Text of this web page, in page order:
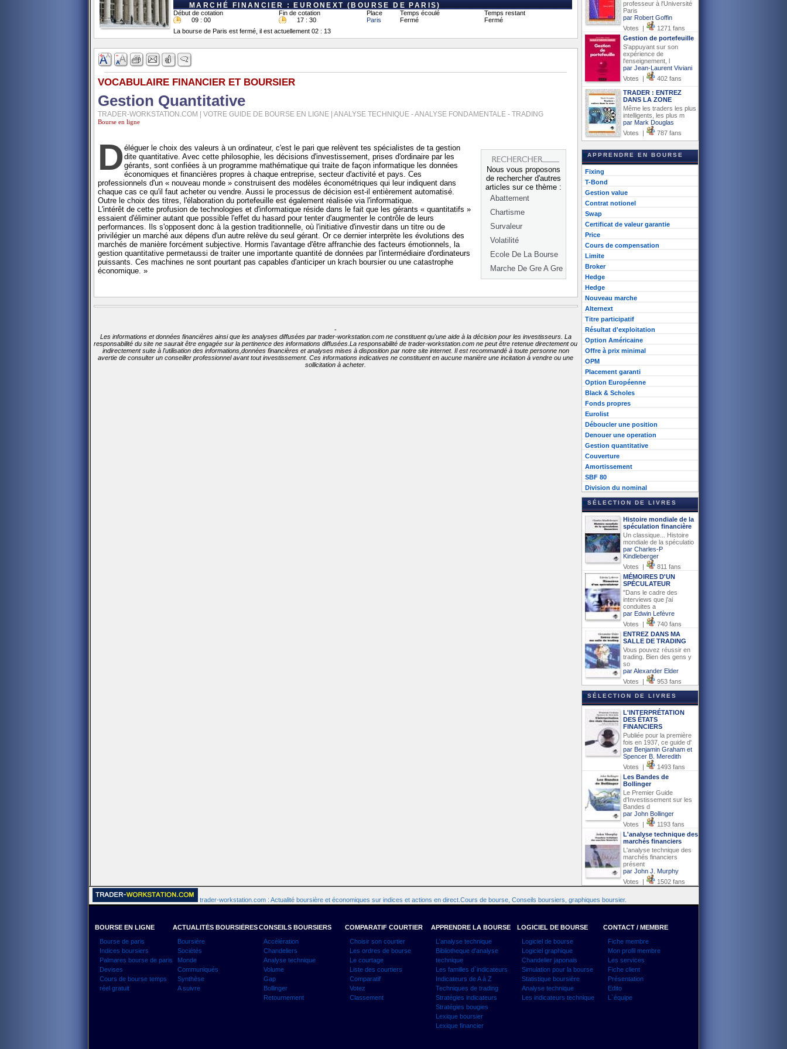
MARCHÉ FINANCIER : EURONEXT (BOURSE DE PARIS)
Début de cotation Fin de cotation Place Temps écoulé
Temps restant
09 : 00
17 : 30 Paris Fermé
Fermé
La bourse de Paris est fermé, il est actuellement 02 : 13
VOCABULAIRE FINANCIER ET BOURSIER
Gestion Quantitative
TRADER-WORKSTATION.COM | VOTRE GUIDE DE BOURSE EN LIGNE | ANALYSE TECHNIQUE - ANALYSE FONDAMENTALE - TRADING
Bourse en ligne
Nous vous proposons
de rechercher d'autres
articles sur ce thème :
Abattement
Chartisme
Survaleur
Volatilité
Ecole De La Bourse
Marche De Gre A Gre
Déléguer le choix des valeurs à un ordinateur, c'est le pari que relèvent tes spécialistes de ta gestion
dite quantitative. Avec cette philosophie, les décisions d'investissement, prises d'ordinaire par les
gérants, sont confiées à un programme mathématique qui traite de façon informatique les données
économiques et financières propres à chaque entreprise, secteur d'activité et pays. Ces
professionnels d'un « nouveau monde » construisent des modèles économétriques qui leur indiquent dans
chaque cas ce qu'il faut acheter ou vendre. Aussi le processus de décision est-il entièrement automatisé.
Outre le choix des titres, l'élaboration du portefeuille est également réalisée via l'informatique.
L'intérêt de cette profusion de technologies et d'informatique réside dans le fait que les gérants « quantitatifs »
essaient d'éliminer autant que possible l'effet du hasard pour tenter d'augmenter le contrôle de leurs
performances. Ils s'opposent donc à la gestion traditionnelle, où l'initiative d'investir dans un titre ou de
privilégier un marché aux dépens d'un autre relève du seul gérant. Or ce dernier interprète les évolutions des
marchés de manière forcément subjective. Hormis l'avantage d'être affranchie des facteurs émotionnels, la
gestion quantitative permetaussi de traiter une importante quantité de données par l'intermédiaire d'ordinateurs
puissants. Ces machines ne sont pourtant pas capables d'anticiper un krach boursier ou une catastrophe
économique. »
-
Les informations et données financières ainsi que les analyses diffusées par trader-workstation.com ne constituent qu'une aide à la décision pour les investisseurs. La
responsabilité du site ne saurait être engagée sur la pertinence des informations diffusées.La responsabilité de trader-workstation.com ne peut être retenue directement ou
indirectement suite à l'utilisation des informations,données financières et analyses mises à disposition par notre site internet. Il est recommandé à toute personne non
avertie de consulter un conseiller professionnel avant tout investissement. Ces informations indicatives ne constituent en aucune manière une incitation à vendre ou une
sollicitation à acheter.
professeur à l'Université
Paris
par Robert Goffin
Votes |
1271 fans
Gestion de portefeuille
S'appuyant sur son
expérience de
l'enseignement, l
par Jean-Laurent Viviani
Votes |
402 fans
TRADER : ENTREZ
DANS LA ZONE
Même les traders les plus
intelligents, les plus m
par Mark Douglas
Votes |
787 fans
APPRENDRE EN BOURSE
Fixing
T-Bond
Gestion value
Contrat notionel
Swap
Certificat de valeur garantie
Price
Cours de compensation
Limite
Broker
Hedge
Hedge
Nouveau marche
Alternext
Titre participatif
Résultat d'exploitation
Option Américaine
Offre à prix minimal
OPM
Placement garanti
Option Européenne
Black & Scholes
Fonds propres
Eurolist
Déboucler une position
Denouer une operation
Gestion quantitative
Couverture
Amortissement
SBF 80
Division du nominal
SÉLECTION DE LIVRES
Histoire mondiale de la
spéculation financière
Un classique... Histoire
mondiale de la spéculatio
par Charles-P
Kindleberger
Votes |
811 fans
MÉMOIRES D'UN
SPÉCULATEUR
"Dans le cadre des
interviews que j'ai
conduites a
par Edwin Lefèvre
Votes |
740 fans
ENTREZ DANS MA
SALLE DE TRADING
Vous pouvez réussir en
trading. Bien des gens y
so
par Alexander Elder
Votes |
953 fans
SÉLECTION DE LIVRES
L'INTERPRÉTATION
DES ÉTATS
FINANCIERS
Publiée pour la première
fois en 1937, ce guide d'
par Benjamin Graham et
Spencer B. Meredith
Votes |
1493 fans
Les Bandes de
Bollinger
Le Premier Guide
d'Investissement sur les
Bandes d
par John Bollinger
Votes |
1193 fans
L'analyse technique des
marchés financiers
L'analyse technique des
marchés financiers
présent
par John J. Murphy
Votes |
1502 fans
trader-workstation.com : Actualité boursière et économiques sur indices et actions en direct.Cours de bourse, Conseils boursiers, graphiques boursier.
BOURSE EN LIGNE
Bourse de paris
Indices boursiers
Palmares bourse de paris
Devises
Cours de bourse temps
réel gratuit
ACTUALITÉS BOURSIÈRES
Boursière
Sociétés
Monde
Communiqués
Synthèse
A suivre
CONSEILS BOURSIERS
Accélération
Chandeliers
Analyse technique
Volume
Gap
Bollinger
Retournement
COMPARATIF COURTIER
Choisir son courtier
Les ordres de bourse
Le courtage
Liste des courtiers
Comparatif
Votez
Classement
APPRENDRE LA BOURSE
L'analyse technique
Bibliotheque d'analyse
technique
Les familles d`indicateurs
Indicateurs de A à Z
Techniques de trading
Stratégies indicateurs
Stratégies bougies
Lexique boursier
Lexique financier
LOGICIEL DE BOURSE
Logiciel de bourse
Logiciel graphique
Chandelier japonais
Simulation pour la bourse
Statistique boursière
Analyse technique
Les indicateurs technique
CONTACT / MEMBRE
Fiche membre
Mon profil membre
Les services
Fiche client
Présentation
Edito
L`équipe